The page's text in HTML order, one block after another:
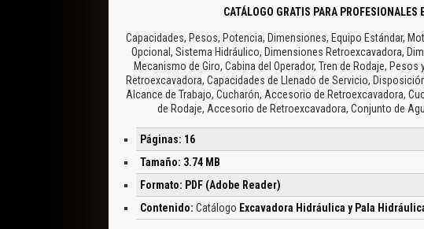
CATÁLOGO GRATIS PARA PROFESIONALES
Capacidades, Pesos, Potencia, Dimensiones, Equipo Estándar,
Opcional, Sistema Hidráulico, Dimensiones Retroexcavadora,
Mecanismo de Giro, Cabina del Operador, Tren de Rodaje,
Retroexcavadora, Capacidades de Llenado de Servicio,
Alcance de Trabajo, Cucharón, Accesorio de Retroexcavadora,
de Rodaje, Accesorio de Retroexcavadora, Conjunto de
Páginas: 16
Tamaño: 3.74 MB
Formato: PDF (Adobe Reader)
Contenido: Catálogo Excavadora Hidráulica y Pala